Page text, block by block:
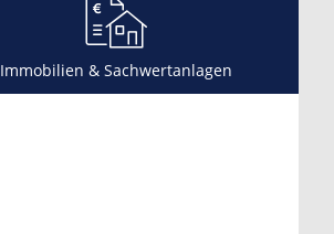
Immobilien & Sachwertanlagen